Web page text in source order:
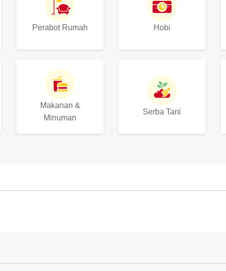
Perabot Rumah Hobi
Makanan &
Minuman
Serba Tani